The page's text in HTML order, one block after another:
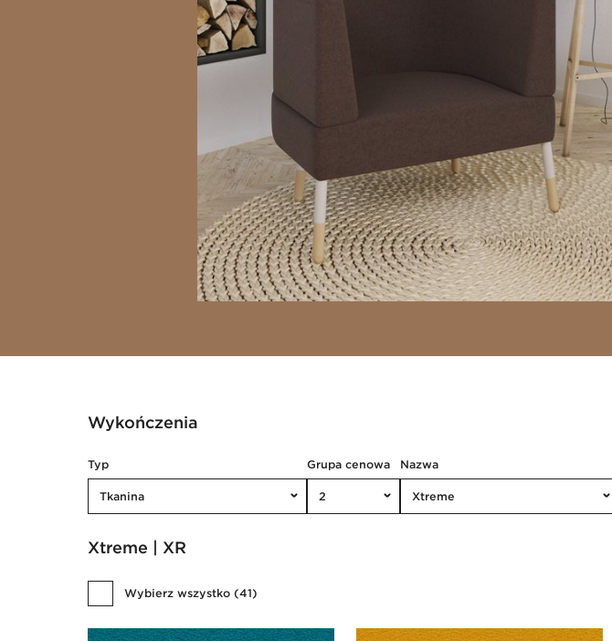
Wykończenia
Typ
Tkanina
Grupa cenowa
2
Nazwa
Xtreme
Xtreme | XR
Wybierz wszystko (41)